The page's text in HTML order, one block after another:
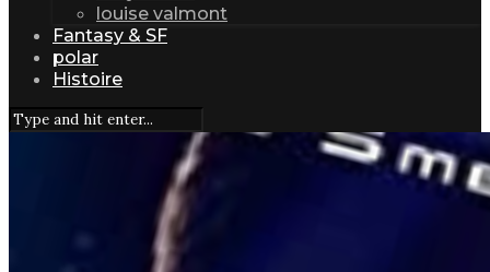
louise valmont
Fantasy & SF
polar
Histoire